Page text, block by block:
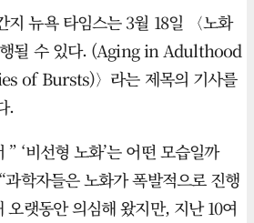
지 뉴욕 타임스는 3월 18일 〈노화
행될 수 있다. (Aging in Adulthood
of Bursts)〉라는 제목의 기사를
.
” ‘비선형 노화’는 어떤 모습일까
과학자들은 노화가 폭발적으로 진행
오랫동안 의심해 왔지만, 지난 10여